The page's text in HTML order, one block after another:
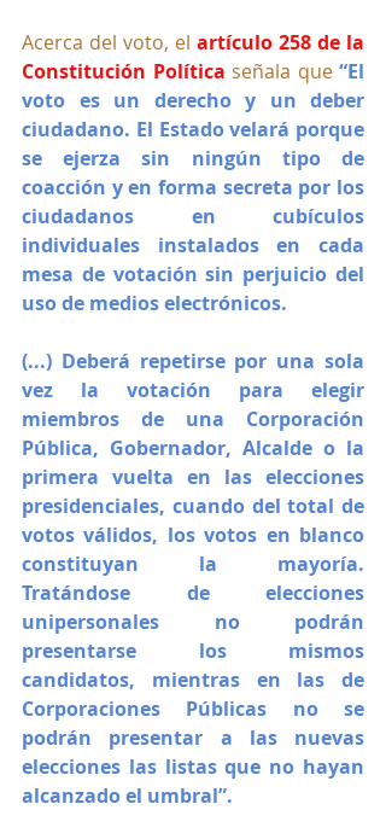
Acerca del voto, el artículo 258 de la
Constitución Política señala que “El
voto es un derecho y un deber
ciudadano. El Estado velará porque
se ejerza sin ningún tipo de
coacción y en forma secreta por los
ciudadanos en cubículos
individuales instalados en cada
mesa de votación sin perjuicio del
uso de medios electrónicos.
(...) Deberá repetirse por una sola
vez la votación para elegir
miembros de una Corporación
Pública, Gobernador, Alcalde o la
primera vuelta en las elecciones
presidenciales, cuando del total de
votos válidos, los votos en blanco
constituyan la mayoría.
Tratándose de elecciones
unipersonales no podrán
presentarse los mismos
candidatos, mientras en las de
Corporaciones Públicas no se
podrán presentar a las nuevas
elecciones las listas que no hayan
alcanzado el umbral”.